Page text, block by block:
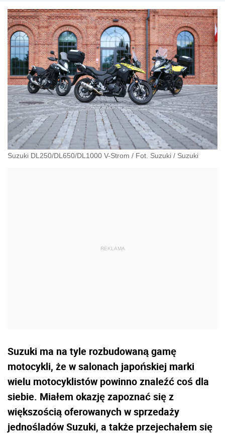
Suzuki DL250/DL650/DL1000 V-Strom / Fot. Suzuki / Suzuki
Suzuki ma na tyle rozbudowaną gamę
motocykli, że w salonach japońskiej marki
wielu motocyklistów powinno znaleźć coś dla
siebie. Miałem okazję zapoznać się z
większością oferowanych w sprzedaży
jednośladów Suzuki, a także przejechałem się